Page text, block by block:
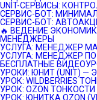
UNIT-СЕРВИСЫ:
СЕРВИС-БОТ:
СЕРВИС-БОТ:
🔥 ВЕДЕНИЕ
МЕНЕДЖЕРЫ
УСЛУГА: МЕНЕДЖЕР
УСЛУГА: МЕНЕДЖЕР
БЕСПЛАТНЫЕ
УРОКИ: ЮНИТ (UNIT) —
УРОК: WILDBERRIES
УРОК: OZON ТОНКОСТИ
УРОК: ЮНИТКА OZON